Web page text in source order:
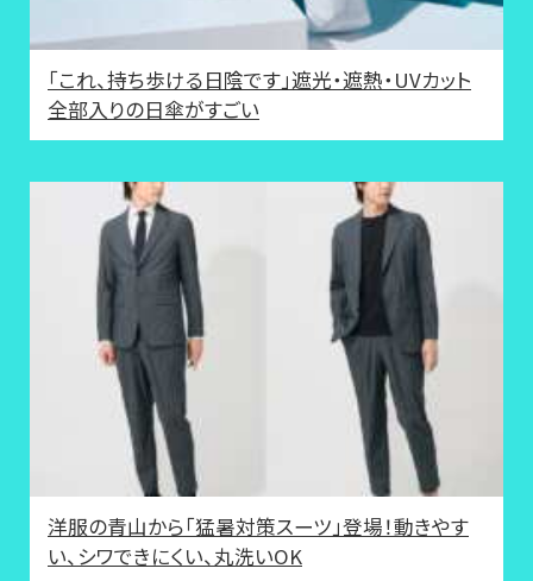
「これ、持ち歩ける日陰です」遮光・遮熱・UVカット
全部入りの日傘がすごい
洋服の青山から「猛暑対策スーツ」登場！動きやす
い、シワできにくい、丸洗いOK